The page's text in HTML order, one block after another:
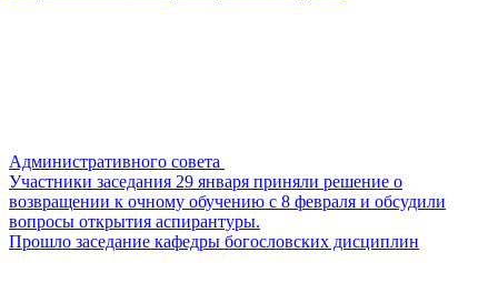
Административного совета
Участники заседания 29 января приняли решение о
возвращении к очному обучению с 8 февраля и обсудили
вопросы открытия аспирантуры.
Прошло заседание кафедры богословских дисциплин